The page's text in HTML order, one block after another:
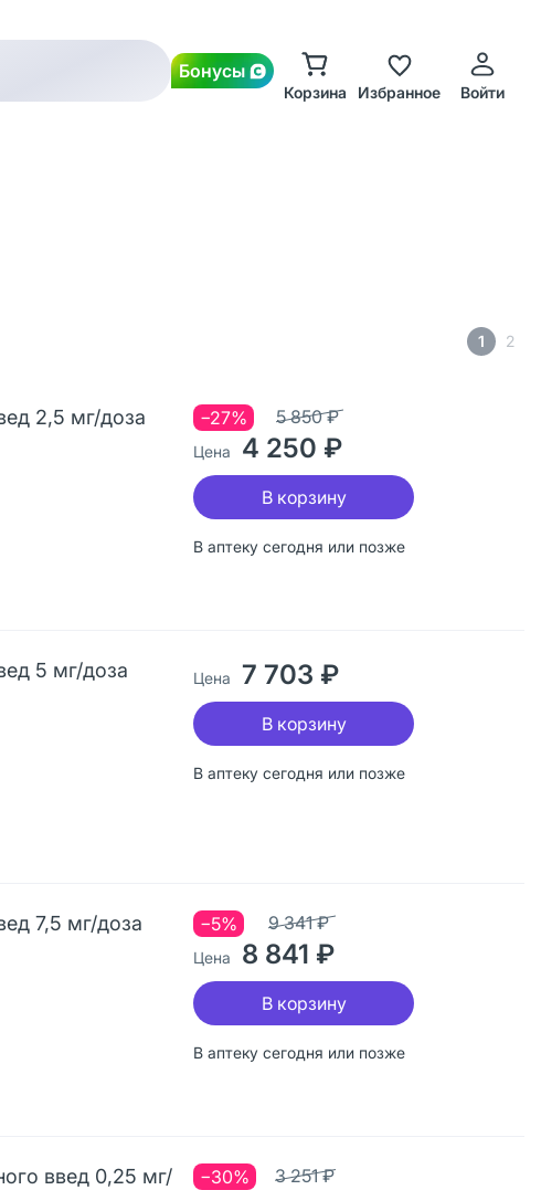
Бонусы
Корзина Избранное Войти
1 2
2,5 мг/доза
В аптеку сегодня или позже
Цена 4 250 ₽
5 850 ₽
−27%
В корзину
5 мг/доза
В аптеку сегодня или позже
Цена 7 703 ₽
В корзину
7,5 мг/доза
В аптеку сегодня или позже
Цена 8 841 ₽
9 341 ₽
−5%
В корзину
введ 0,25 мг/
3 251 ₽
−30%